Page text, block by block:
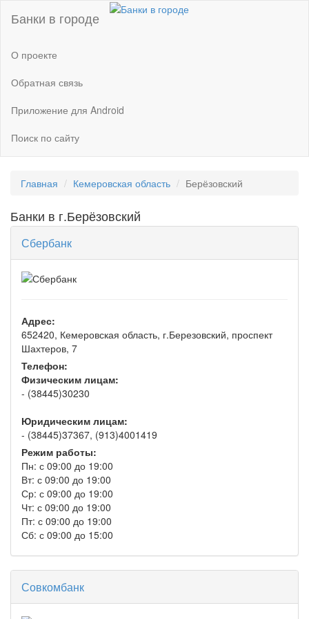
Банки в городе
О проекте
Обратная связь
Приложение для Android
Поиск по сайту
Главная Кемеровская область Берёзовский
Банки в г.Берёзовский
Сбербанк
Адрес:
652420, Кемеровская область, г.Березовский, проспект
Шахтеров, 7
Телефон:
Физическим лицам:
- (38445)30230
Юридическим лицам:
- (38445)37367, (913)4001419
Режим работы:
Пн: с 09:00 до 19:00
Вт: с 09:00 до 19:00
Ср: с 09:00 до 19:00
Чт: с 09:00 до 19:00
Пт: с 09:00 до 19:00
Сб: с 09:00 до 15:00
Совкомбанк